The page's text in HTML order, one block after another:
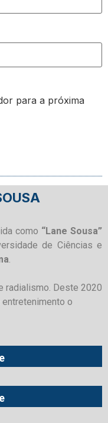
para a próxima
como “Lane Sousa”
de Ciências e
.
radialismo. Deste 2020
o